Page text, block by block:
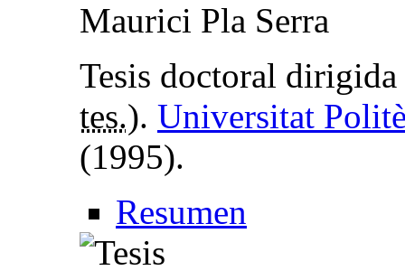
Maurici Pla Serra
Tesis doctoral
tes.). Universitat
(1995).
Resumen